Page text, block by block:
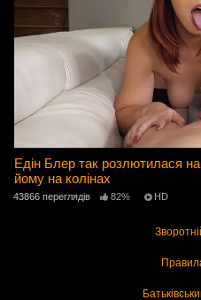
Едін Блер так розлютилася
йому на колінах
43866 переглядів 82% HD